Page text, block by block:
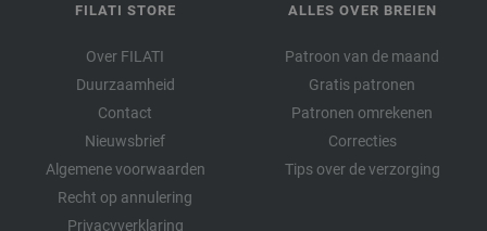
FILATI STORE
Over FILATI
Duurzaamheid
Contact
Nieuwsbrief
Algemene voorwaarden
Recht op annulering
Privacyverklaring
ALLES OVER BREIEN
Patroon van de maand
Gratis patronen
Patronen omrekenen
Correcties
Tips over de verzorging